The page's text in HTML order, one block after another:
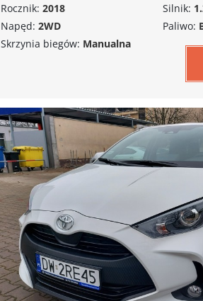
Rocznik: 2018
Napęd: 2WD
Silnik:
Paliwo:
Skrzynia biegów: Manualna